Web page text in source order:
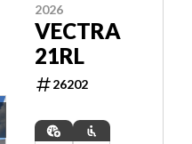
2026
VECTRA
21RL
26202